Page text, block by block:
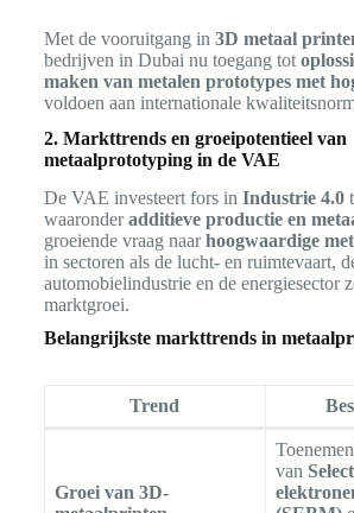
Met de vooruitgang in 3D metaal
bedrijven in Dubai nu toegang tot
maken van metalen prototypes met
voldoen aan internationale
2. Markttrends en groeipotentieel van
metaalprototyping in de VAE
De VAE investeert fors in Industrie 4.0
waaronderadditieve productie en
groeiende vraag naarhoogwaardige
in sectoren als de lucht- en ruimtevaart,
automobielindustrie en de energiesector
marktgroei.
Belangrijkste markttrends in
Trend
Groei van 3D-
van